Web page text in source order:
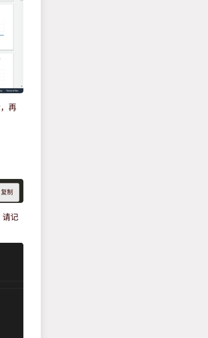
再
复制
请记